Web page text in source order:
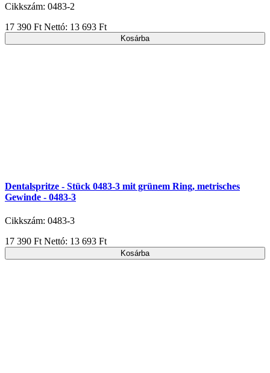
Cikkszám: 0483-2
17 390 Ft Nettó: 13 693 Ft
Kosárba
Dentalspritze - Stück 0483-3 mit grünem Ring, metrisches
Gewinde - 0483-3
Cikkszám: 0483-3
17 390 Ft Nettó: 13 693 Ft
Kosárba